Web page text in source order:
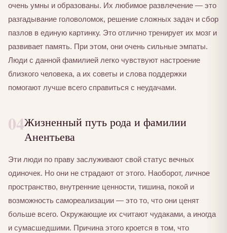
очень умны и образованы. Их любимое развлечение — это
разгадывание головоломок, решение сложных задач и сбор
пазлов в единую картинку. Это отлично тренирует их мозг и
развивает память. При этом, они очень сильные эмпаты.
Люди с данной фамилией легко чувствуют настроение
близкого человека, а их советы и слова поддержки
помогают лучше всего справиться с неудачами.
04Жизненный путь рода и фамилии
Анентьева
Эти люди по праву заслуживают свой статус вечных
одиночек. Но они не страдают от этого. Наоборот, личное
пространство, внутренние ценности, тишина, покой и
возможность самореализации — это то, что они ценят
больше всего. Окружающие их считают чудаками, а иногда
и сумасшедшими. Причина этого кроется в том, что